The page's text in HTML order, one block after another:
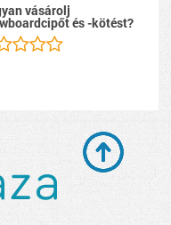
vásárolj
és -kötést?